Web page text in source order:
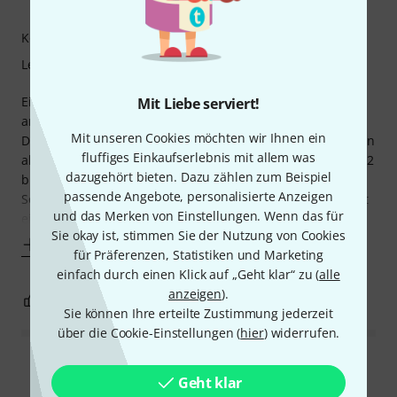
Mit Liebe serviert!
Mit unseren Cookies möchten wir Ihnen ein
fluffiges Einkaufserlebnis mit allem was
dazugehört bieten. Dazu zählen zum Beispiel
passende Angebote, personalisierte Anzeigen
und das Merken von Einstellungen. Wenn das für
Sie okay ist, stimmen Sie der Nutzung von Cookies
für Präferenzen, Statistiken und Marketing
einfach durch einen Klick auf „Geht klar“ zu (alle
anzeigen).
Sie können Ihre erteilte Zustimmung jederzeit
über die Cookie-Einstellungen (hier) widerrufen.
Geht klar
Einfache Etüden, ja. Aber musikalisch durchaus
ansprechend. 1/3 habe ich in mein Repertoire genommen.
Didaktisch sehr ausfürlich. Daher gut geeignet für das Üben
alleine. Dieser Band 1 reicht für meinen Geschmack. Band 2
bietet nicht viel mehr. Bisschen mehr Steigerung in der
Schwierigkeit hätte ich mir gewünscht. Elisabeth Pfeiffer ist
eine tolle Musikerin, die
Mehr anzeigen
Kompetenz
Lernfaktor
0 BEWERTUNG MELDEN
Alle Bewertungen lesen